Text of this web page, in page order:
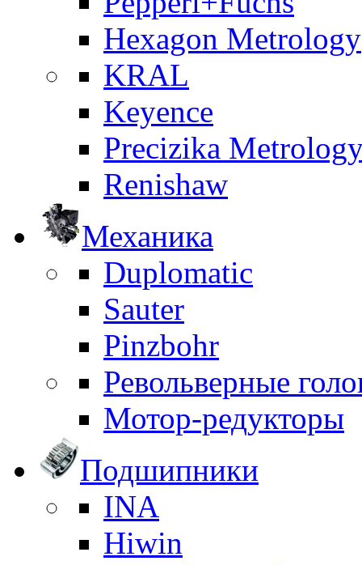
Hexagon Metrology
KRAL
Keyence
Precizika
Renishaw
Механика
Duplomatic
Sauter
Pinzbohr
Револьверные
Мотор-редукторы
Подшипники
INA
Hiwin